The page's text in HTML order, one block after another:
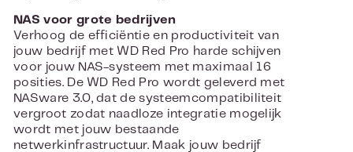
NAS voor grote bedrijven
Verhoog de efficiëntie en productiviteit van
jouw bedrijf met WD Red Pro harde schijven
voor jouw NAS-systeem met maximaal 16
posities. De WD Red Pro wordt geleverd met
NASware 3.0, dat de systeemcompatibiliteit
vergroot zodat naadloze integratie mogelijk
wordt met jouw bestaande
netwerkinfrastructuur. Maak jouw bedrijf